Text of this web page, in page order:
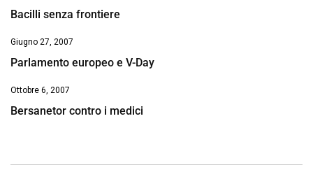
Bacilli senza frontiere
Giugno 27, 2007
Parlamento europeo e V-Day
Ottobre 6, 2007
Bersanetor contro i medici